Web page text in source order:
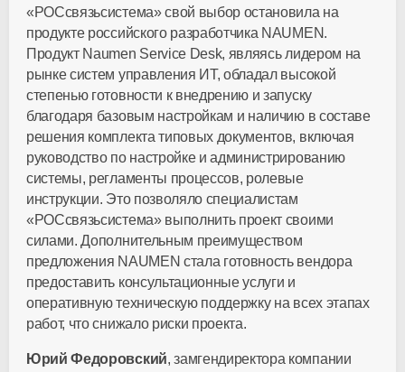
«РОСсвязьсистема» свой выбор остановила на
продукте российского разработчика NAUMEN.
Продукт Naumen Service Desk, являясь лидером на
рынке систем управления ИТ, обладал высокой
степенью готовности к внедрению и запуску
благодаря базовым настройкам и наличию в составе
решения комплекта типовых документов, включая
руководство по настройке и администрированию
системы, регламенты процессов, ролевые
инструкции. Это позволяло специалистам
«РОСсвязьсистема» выполнить проект своими
силами. Дополнительным преимуществом
предложения NAUMEN стала готовность вендора
предоставить консультационные услуги и
оперативную техническую поддержку на всех этапах
работ, что снижало риски проекта.
Юрий Федоровский, замгендиректора компании